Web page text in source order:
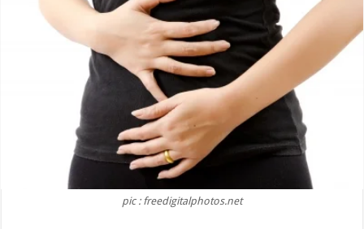
pic : freedigitalphotos.net